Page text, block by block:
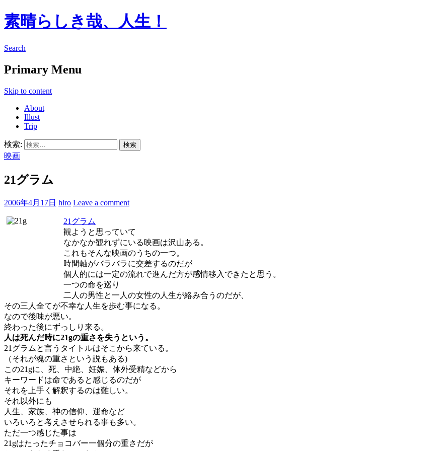
素晴らしき哉、人生！
Search
Primary Menu
Skip to content
About
Illust
Trip
検索:
映画
21グラム
2006年4月17日 hiro Leave a comment
21グラム
観ようと思っていて
なかなか観れずにいる映画は沢山ある。
これもそんな映画のうちの一つ。
時間軸がバラバラに交差するのだが
個人的には一定の流れで進んだ方が感情移入できたと思う。
一つの命を巡り
二人の男性と一人の女性の人生が絡み合うのだが、
その三人全てが不幸な人生を歩む事になる。
なので後味が悪い。
終わった後にずっしり来る。
人は死んだ時に21gの重さを失うという。
21グラムと言うタイトルはそこから来ている。
（それが魂の重さという説もある)
この21gに、死、中絶、妊娠、体外受精などから
キーワードは命であると感じるのだが
それを上手く解釈するのは難しい。
それ以外にも
人生、家族、神の信仰、運命など
いろいろと考えさせられる事も多い。
ただ一つ感じた事は
21gはたったチョコバー一個分の重さだが